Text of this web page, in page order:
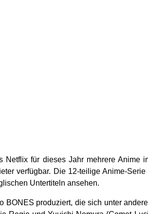
Netflix für dieses Jahr mehrere Anime
verfügbar. Die 12-teilige Anime-
Untertiteln ansehen.
BONES produziert, die sich unter